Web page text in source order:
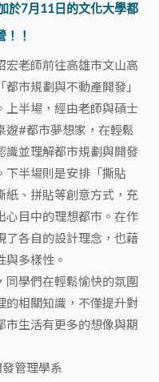
於7月11日的文化大學都
！
宏老師前往高雄市文山高
市規劃與不動產開發」
上半場，經由老師與碩士
遊#都市夢想家，在輕鬆
識並理解都市規劃與開發
下半場則是安排「撕貼
紙、拼貼等創意方式，充
心目中的理想都市。在作
了各自的設計理念，也藉
與多樣性。
同學們在輕鬆愉快的氛圍
的相關知識，不僅提升對
市生活有更多的想像與期
管理學系